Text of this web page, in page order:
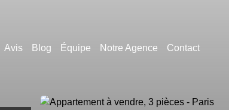
Avis Blog Équipe Notre Agence Contact